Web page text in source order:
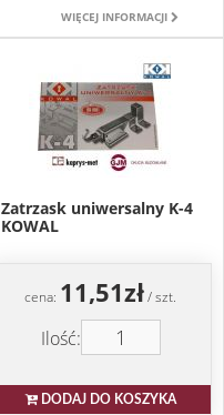
WIĘCEJ INFORMACJI
Zatrzask uniwersalny K-4
KOWAL
cena: 11,51zł/ szt.
Ilość:
DODAJ DO KOSZYKA